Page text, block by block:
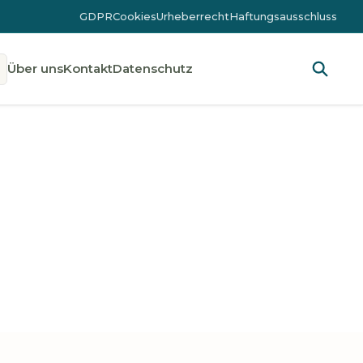
GDPRCookiesUrheberrechtHaftungsausschluss
Über unsKontaktDatenschutz